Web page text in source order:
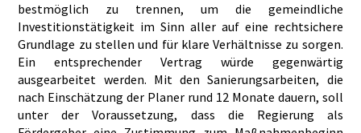
bestmöglich zu trennen, um die gemeindliche
Investitionstätigkeit im Sinn aller auf eine rechtsichere
Grundlage zu stellen und für klare Verhältnisse zu sorgen.
Ein entsprechender Vertrag würde gegenwärtig
ausgearbeitet werden. Mit den Sanierungsarbeiten, die
nach Einschätzung der Planer rund 12 Monate dauern, soll
unter der Voraussetzung, dass die Regierung als